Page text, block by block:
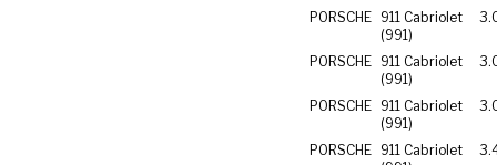
PORSCHE 911 Cabriolet
(991)
PORSCHE 911 Cabriolet
(991)
PORSCHE 911 Cabriolet
(991)
PORSCHE 911 Cabriolet